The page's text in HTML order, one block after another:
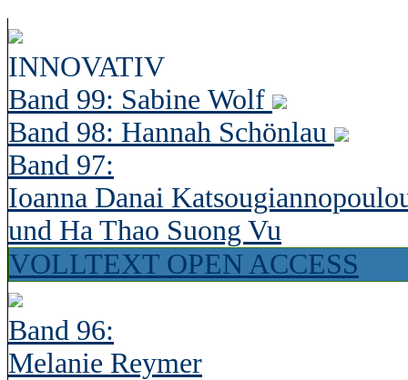
INNOVATIV
Band 99: Sabine Wolf
Band 98: Hannah Schönlau
Band 97:
Ioanna Danai
und Ha Thao Suong Vu
VOLLTEXT OPEN ACCESS
Band 96:
Melanie Reymer